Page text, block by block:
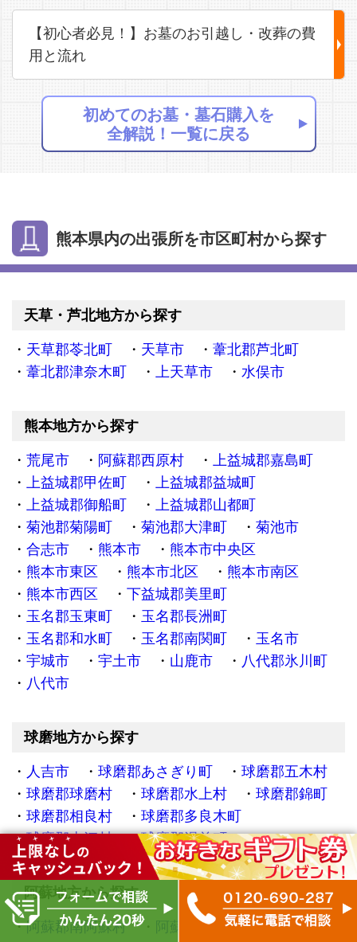
【初心者必見！】お墓のお引越し・改葬の費
用と流れ
初めてのお墓・墓石購入を
全解説！一覧に戻る
熊本県内の出張所を市区町村から探す
天草・芦北地方から探す
天草郡苓北町 天草市
葦北郡芦北町
葦北郡津奈木町
上天草市 水俣市
熊本地方から探す
荒尾市 阿蘇郡西原村
上益城郡嘉島町
上益城郡甲佐町
上益城郡益城町
上益城郡御船町
上益城郡山都町
菊池郡菊陽町
菊池郡大津町
菊池市
合志市
熊本市
熊本市中央区
熊本市東区
熊本市北区
熊本市南区
熊本市西区
下益城郡美里町
玉名郡玉東町
玉名郡長洲町
玉名郡和水町
玉名郡南関町
玉名市
宇城市
宇土市 山鹿市
八代郡氷川町
八代市
球磨地方から探す
人吉市 球磨郡あさぎり町
球磨郡五木村
球磨郡球磨村
球磨郡水上村
球磨郡錦町
球磨郡相良村
球磨郡多良木町
球磨郡山江村
球磨郡湯前町
阿蘇地方から探す
阿蘇郡南阿蘇村
阿蘇郡南小国町